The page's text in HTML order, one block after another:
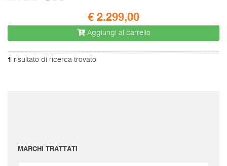
€ 2.299,00
Aggiungi al carrello
1 risultato di ricerca trovato
MARCHI TRATTATI